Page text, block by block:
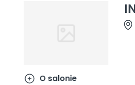
O salonie